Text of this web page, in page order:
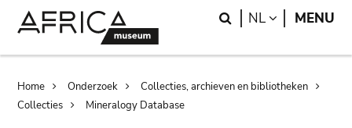
Search
NL LANGUAGE
MENU
Breadcrumb
Home Onderzoek
Collecties, archieven en bibliotheken
Collecties
Mineralogy Database